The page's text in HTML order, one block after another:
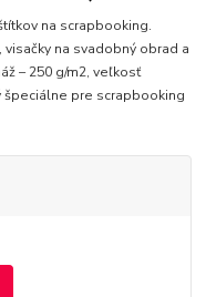
na scrapbooking.
na svadobný obrad a
– 250 g/m2, veľkosť
špeciálne pre scrapbooking